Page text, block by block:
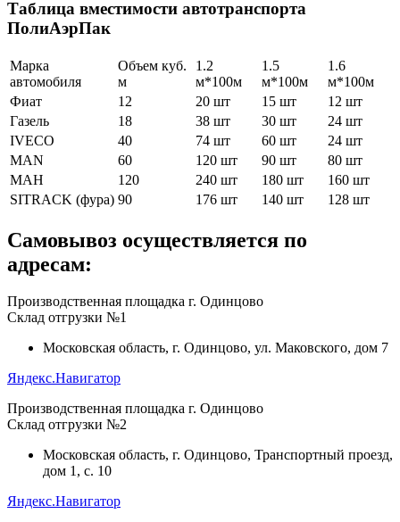
Таблица вместимости автотранспорта
ПолиАэрПак
Марка
автомобиля
Объем куб.
м
1.2
м*100м
1.5
м*100м
1.6
м*100м
Фиат
12 20 шт 15 шт
12 шт
Газель
18 38 шт 30 шт
24 шт
IVECO
40 74 шт 60 шт
24 шт
MAN
60 120 шт 90 шт
80 шт
МАН
120 240 шт 180 шт
160 шт
SITRACK (фура) 90 176 шт 140 шт 128 шт
Самовывоз осуществляется по
адресам:
Производственная площадка г. Одинцово
Склад отгрузки №1
Московская область, г. Одинцово, ул. Маковского, дом 7
Яндекс.Навигатор
Производственная площадка г. Одинцово
Склад отгрузки №2
Московская область, г. Одинцово, Транспортный проезд,
дом 1, с. 10
Яндекс.Навигатор